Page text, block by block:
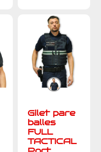
Gilet pare
balles
FULL
TACTICAL